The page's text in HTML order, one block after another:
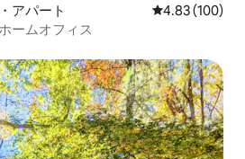
アパート レビュー100
4.83 (100)
ームオフィス